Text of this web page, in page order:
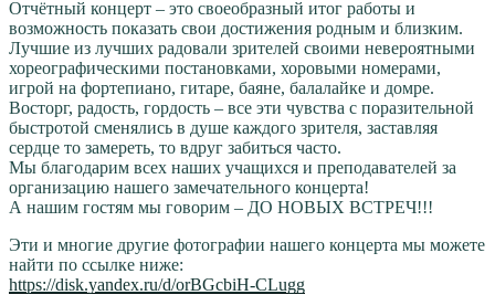
Отчётный концерт – это своеобразный итог работы и
возможность показать свои достижения родным и близким.
Лучшие из лучших радовали зрителей своими невероятными
хореографическими постановками, хоровыми номерами,
игрой на фортепиано, гитаре, баяне, балалайке и домре.
Восторг, радость, гордость – все эти чувства с поразительной
быстротой сменялись в душе каждого зрителя, заставляя
сердце то замереть, то вдруг забиться часто.
Мы благодарим всех наших учащихся и преподавателей за
организацию нашего замечательного концерта!
А нашим гостям мы говорим – ДО НОВЫХ ВСТРЕЧ!!!
Эти и многие другие фотографии нашего концерта мы можете
найти по ссылке ниже:
https://disk.yandex.ru/d/orBGcbiH-CLugg